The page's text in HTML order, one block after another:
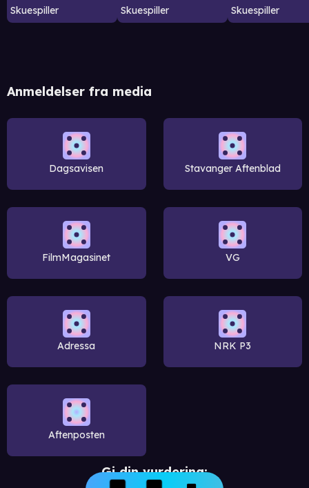
Skuespiller Skuespiller Skuespiller
Anmeldelser fra media
Dagsavisen Stavanger Aftenblad
FilmMagasinet VG
Adressa NRK P3
Aftenposten
Gi din vurdering: